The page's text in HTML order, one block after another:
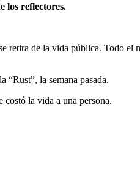
los reflectores.
retira de la vida pública. Todo el
la semana pasada.
costó la vida a una persona.